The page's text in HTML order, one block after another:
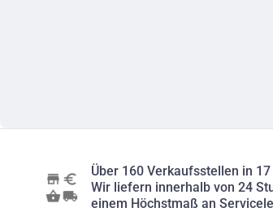
Über 160 Verkaufsstellen in 17
Wir liefern innerhalb von 24
einem Höchstmaß an